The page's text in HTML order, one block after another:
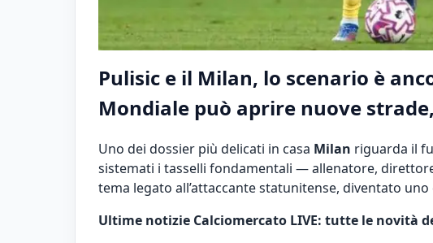
Pulisic e il Milan, lo scenario è
Mondiale può aprire nuove
Uno dei dossier più delicati in casa Milan riguarda il
sistemati i tasselli fondamentali — allenatore,
tema legato all’attaccante statunitense, diventato
Ultime notizie Calciomercato LIVE: tutte le novità